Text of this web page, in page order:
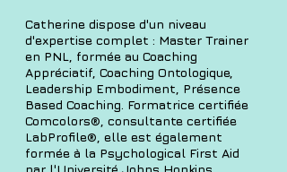
Catherine dispose d'un niveau
d'expertise complet : Master Trainer
en PNL, formée au Coaching
Appréciatif, Coaching Ontologique,
Leadership Embodiment, Présence
Based Coaching. Formatrice certifiée
Comcolors®, consultante certifiée
LabProfile®, elle est également
formée à la Psychological First Aid
par l'Université Johns Hopkins.